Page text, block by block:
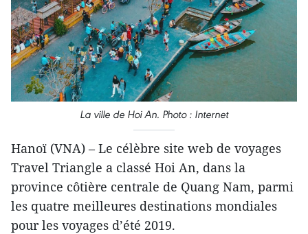
La ville de Hoi An. Photo : Internet
Hanoï (VNA) – Le célèbre site web de voyages
Travel Triangle a classé Hoi An, dans la
province côtière centrale de Quang Nam, parmi
les quatre meilleures destinations mondiales
pour les voyages d’été 2019.